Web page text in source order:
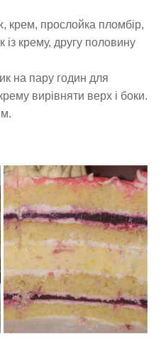
крем, прослойка пломбір,
крему, другу половину
на пару годин для
вирівняти верх і боки.